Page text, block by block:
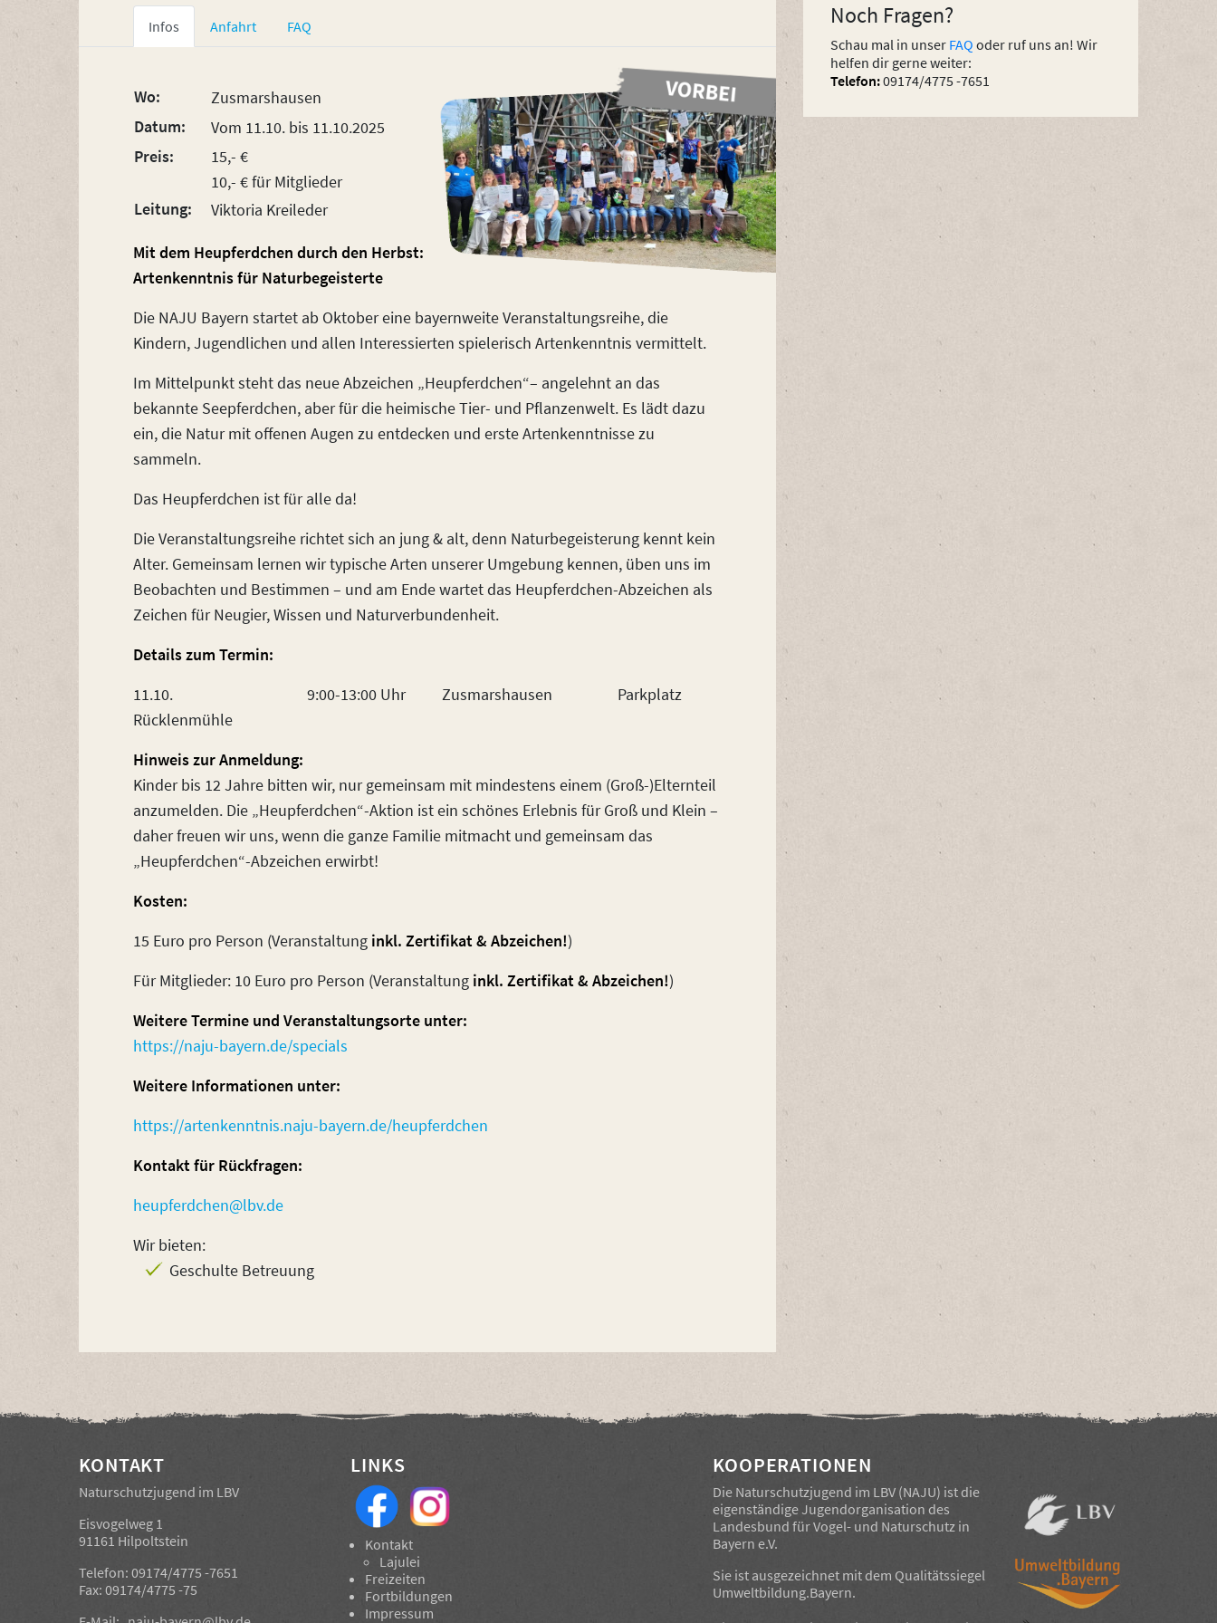
Infos Anfahrt FAQ
Wo:
Zusmarshausen
Datum:
Vom 11.10. bis 11.10.2025
Preis:
15,- €
10,- € für Mitglieder
Leitung:
Viktoria Kreileder
Mit dem Heupferdchen durch den Herbst:
Artenkenntnis für Naturbegeisterte
Die NAJU Bayern startet ab Oktober eine bayernweite Veranstaltungsreihe, die
Kindern, Jugendlichen und allen Interessierten spielerisch Artenkenntnis vermittelt.
Im Mittelpunkt steht das neue Abzeichen „Heupferdchen“– angelehnt an das
bekannte Seepferdchen, aber für die heimische Tier- und Pflanzenwelt. Es lädt dazu
ein, die Natur mit offenen Augen zu entdecken und erste Artenkenntnisse zu
sammeln.
Das Heupferdchen ist für alle da!
Die Veranstaltungsreihe richtet sich an jung & alt, denn Naturbegeisterung kennt kein
Alter. Gemeinsam lernen wir typische Arten unserer Umgebung kennen, üben uns im
Beobachten und Bestimmen – und am Ende wartet das Heupferdchen-Abzeichen als
Zeichen für Neugier, Wissen und Naturverbundenheit.
Details zum Termin:
11.10. 9:00-13:00 Uhr Zusmarshausen Parkplatz
Rücklenmühle
Hinweis zur Anmeldung:
Kinder bis 12 Jahre bitten wir, nur gemeinsam mit mindestens einem (Groß-)Elternteil
anzumelden. Die „Heupferdchen“-Aktion ist ein schönes Erlebnis für Groß und Klein –
daher freuen wir uns, wenn die ganze Familie mitmacht und gemeinsam das
„Heupferdchen“-Abzeichen erwirbt!
Kosten:
15 Euro pro Person (Veranstaltung inkl. Zertifikat & Abzeichen!)
Für Mitglieder: 10 Euro pro Person (Veranstaltung inkl. Zertifikat & Abzeichen!)
Weitere Termine und Veranstaltungsorte unter:
https://naju-bayern.de/specials
Weitere Informationen unter:
https://artenkenntnis.naju-bayern.de/heupferdchen
Kontakt für Rückfragen:
heupferdchen@lbv.de
Wir bieten:
Geschulte Betreuung
Noch Fragen?
Schau mal in unser FAQ oder ruf uns an! Wir
helfen dir gerne weiter:
Telefon:09174/4775 -7651
KONTAKT
Naturschutzjugend im LBV
Eisvogelweg 1
91161 Hilpoltstein
Telefon: 09174/4775 -7651
Fax: 09174/4775 -75
LINKS
Kontakt
Lajulei
Freizeiten
Fortbildungen
Impressum
KOOPERATIONEN
Die Naturschutzjugend im LBV (NAJU) ist die
eigenständige Jugendorganisation des
Landesbund für Vogel- und Naturschutz in
Bayern e.V.
Sie ist ausgezeichnet mit dem Qualitätssiegel
Umweltbildung.Bayern.